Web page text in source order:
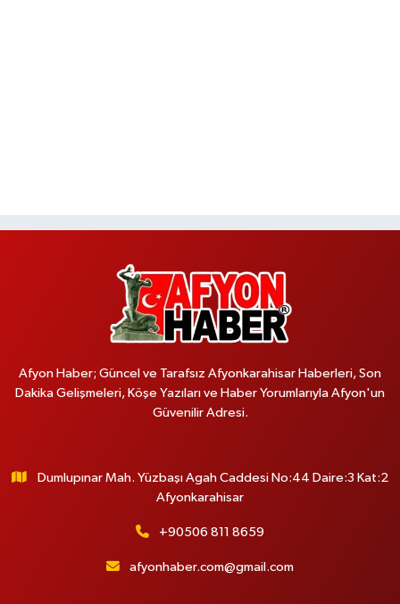
Afyon Haber; Güncel ve Tarafsız Afyonkarahisar Haberleri, Son
Dakika Gelişmeleri, Köşe Yazıları ve Haber Yorumlarıyla Afyon'un
Güvenilir Adresi.
Dumlupınar Mah. Yüzbaşı Agah Caddesi No:44 Daire:3 Kat:2
Afyonkarahisar
+90506 811 8659
afyonhaber.com@gmail.com